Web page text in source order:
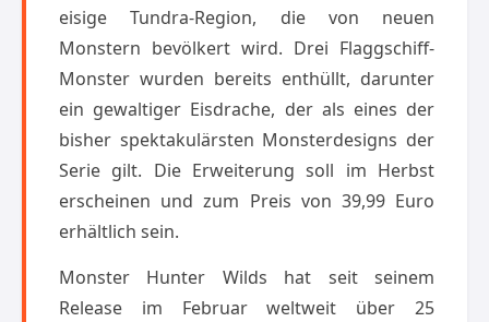
eisige Tundra-Region, die von neuen
Monstern bevölkert wird. Drei Flaggschiff-
Monster wurden bereits enthüllt, darunter
ein gewaltiger Eisdrache, der als eines der
bisher spektakulärsten Monsterdesigns der
Serie gilt. Die Erweiterung soll im Herbst
erscheinen und zum Preis von 39,99 Euro
erhältlich sein.
Monster Hunter Wilds hat seit seinem
Release im Februar weltweit über 25